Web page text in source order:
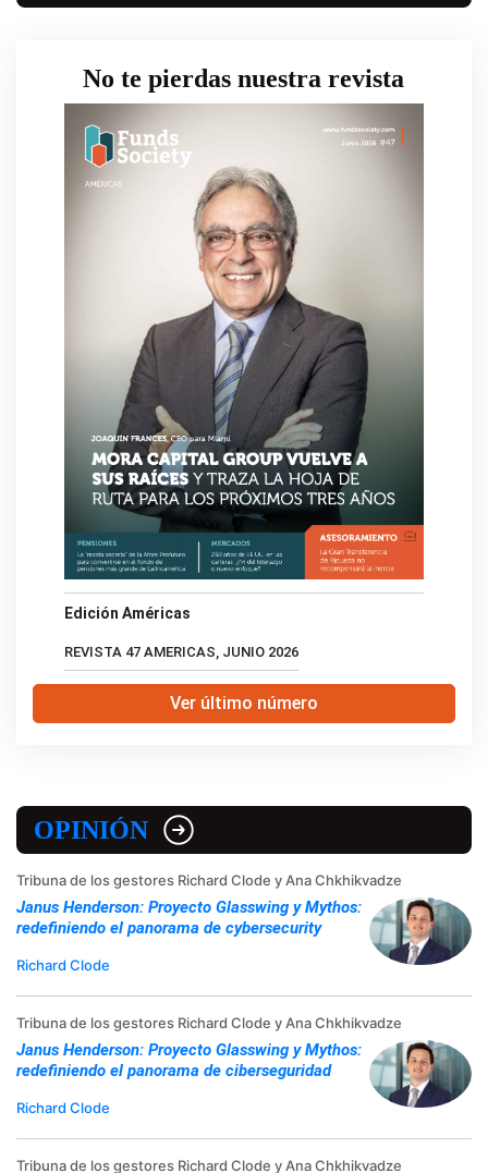
No te pierdas nuestra revista
Edición Américas
REVISTA 47 AMERICAS, JUNIO 2026
Ver último número
OPINIÓN
Tribuna de los gestores Richard Clode y Ana Chkhikvadze
Janus Henderson: Proyecto Glasswing y Mythos:
redefiniendo el panorama de cybersecurity
Richard Clode
Tribuna de los gestores Richard Clode y Ana Chkhikvadze
Janus Henderson: Proyecto Glasswing y Mythos:
redefiniendo el panorama de ciberseguridad
Richard Clode
Tribuna de los gestores Richard Clode y Ana Chkhikvadze